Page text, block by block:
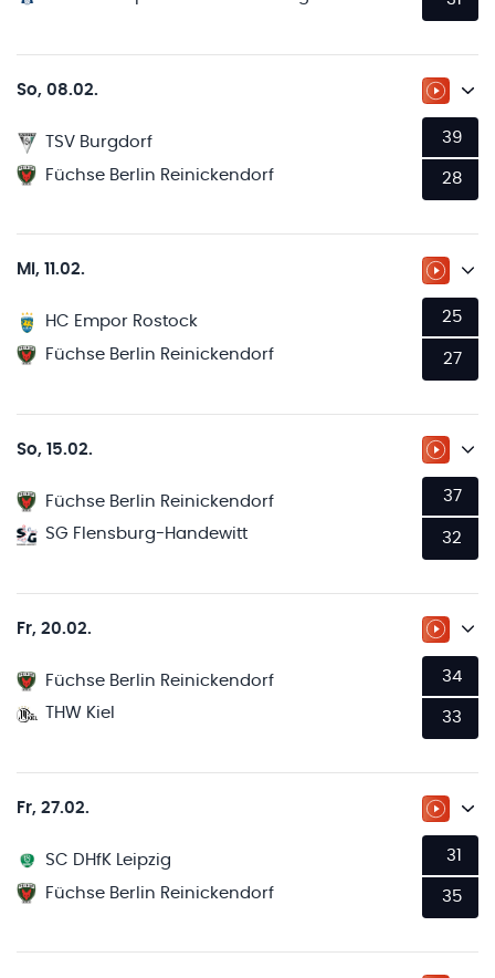
So, 08.02. ZUM
TSV Burgdorf
Füchse Berlin Reinickendorf
39
28
Mi, 11.02. ZUM
HC Empor Rostock
Füchse Berlin Reinickendorf
25
27
So, 15.02. ZUM
Füchse Berlin Reinickendorf
SG Flensburg-Handewitt
37
32
Fr, 20.02. ZUM
Füchse Berlin Reinickendorf
THW Kiel
34
33
Fr, 27.02. ZUM
SC DHfK Leipzig
Füchse Berlin Reinickendorf
31
35